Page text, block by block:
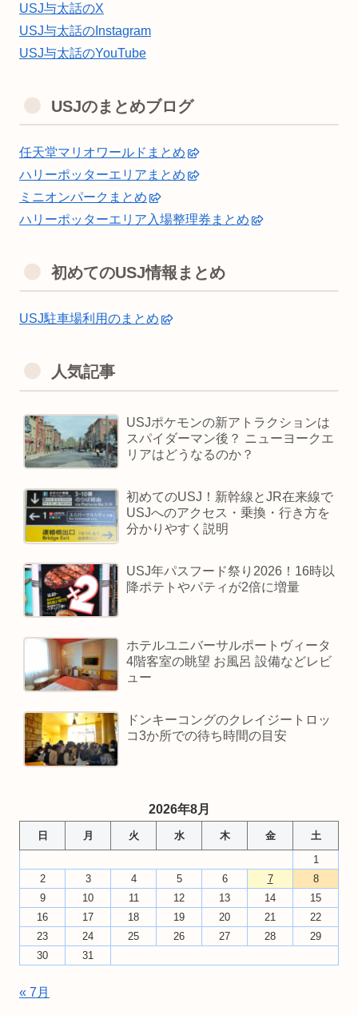
USJ与太話のX
USJ与太話のInstagram
USJ与太話のYouTube
USJのまとめブログ
任天堂マリオワールドまとめ
ハリーポッターエリアまとめ
ミニオンパークまとめ
ハリーポッターエリア入場整理券まとめ
初めてのUSJ情報まとめ
USJ駐車場利用のまとめ
人気記事
USJポケモンの新アトラクションは
スパイダーマン後？ ニューヨークエ
リアはどうなるのか？
初めてのUSJ！新幹線とJR在来線で
USJへのアクセス・乗換・行き方を
分かりやすく説明
USJ年パスフード祭り2026！16時以
降ポテトやパティが2倍に増量
ホテルユニバーサルポートヴィータ
4階客室の眺望 お風呂 設備などレビ
ュー
ドンキーコングのクレイジートロッ
コ3か所での待ち時間の目安
2026年8月
日 月 火 水 木 金
土
1
2
3 4 5 6 7
8
9
10 11 12 13 14
15
16
17 18 19 20 21
22
23
24 25 26 27 28
29
30
31
« 7月